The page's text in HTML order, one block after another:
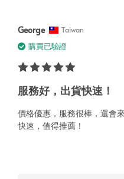
George Taiwan
購買已驗證
服務好，出貨快速！
價格優惠，服務很棒，還會
快速，值得推薦！